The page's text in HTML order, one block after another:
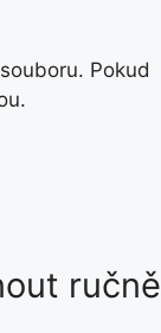
Pokud
ručně